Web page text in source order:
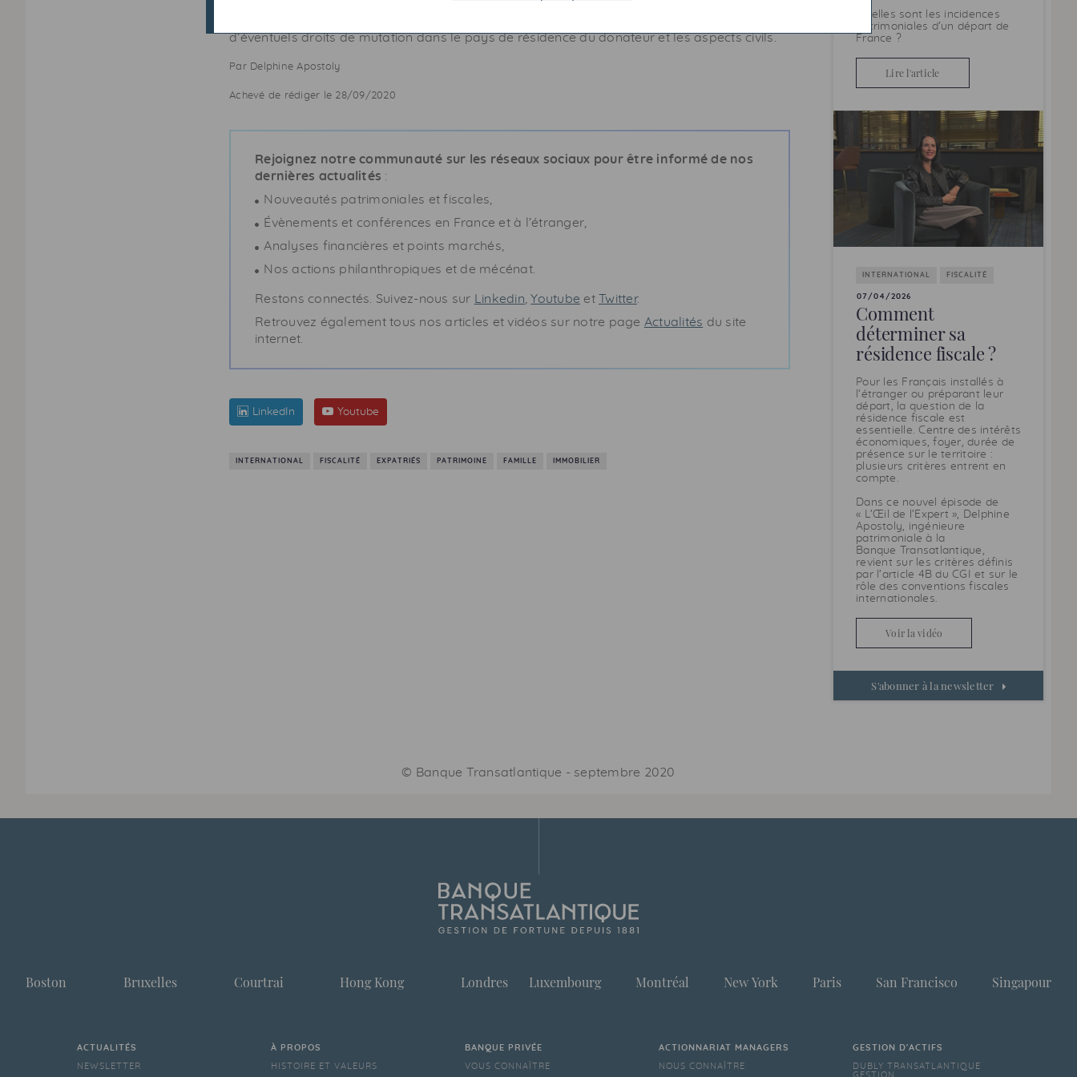
souhaitant aider leur descendance restée en France. Toutefois, avant d’effectuer une telle
d’éventuels droits de mutation dans le pays de résidence du donateur et les aspects civils.
Par Delphine Apostoly
Achevé de rédiger le 28/09/2020
Rejoignez notre communauté sur les réseaux sociaux pour être informé de nos
dernières actualités :
Nouveautés patrimoniales et fiscales,
Évènements et conférences en France et à l’étranger,
Analyses financières et points marchés,
Nos actions philanthropiques et de mécénat.
Restons connectés. Suivez-nous sur Linkedin ,Youtube et Twitter.
Retrouvez également tous nos articles et vidéos sur notre page Actualités du site
internet.
LinkedIn Youtube
INTERNATIONAL FISCALITÉ EXPATRIÉS PATRIMOINE FAMILLE IMMOBILIER
Quelles sont les incidences
patrimoniales d’un départ de
France ?
Lire l'article
INTERNATIONAL FISCALITÉ
07/04/2026
Comment
déterminer sa
résidence fiscale ?
Pour les Français installés à
l’étranger ou préparant leur
départ, la question de la
résidence fiscale est
essentielle. Centre des intérêts
économiques, foyer, durée de
présence sur le territoire :
plusieurs critères entrent en
compte.
Dans ce nouvel épisode de
« L’Œil de l’Expert », Delphine
Apostoly, ingénieure
patrimoniale à la
Banque Transatlantique,
revient sur les critères définis
par l’article 4B du CGI
et sur le
rôle des conventions fiscales
internationales.
Voir la vidéo
S'abonner à la newsletter
© Banque Transatlantique - septembre 2020
Boston Bruxelles Courtrai Hong Kong Londres Luxembourg Montréal New York Paris San Francisco Singapour
ACTUALITÉS
NEWSLETTER
À PROPOS
HISTOIRE ET VALEURS
BANQUE PRIVÉE
VOUS CONNAÎTRE
ACTIONNARIAT MANAGERS
NOUS CONNAÎTRE
GESTION D'ACTIFS
DUBLY TRANSATLANTIQUE
GESTION